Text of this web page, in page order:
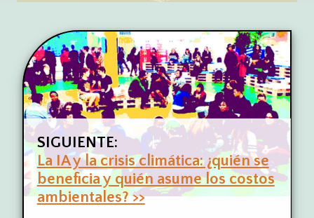
SIGUIENTE:
La IA y la crisis climática: ¿quién se
beneficia y quién asume los costos
ambientales? >>